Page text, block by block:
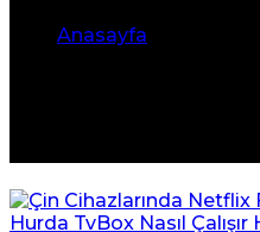
Anasayfa